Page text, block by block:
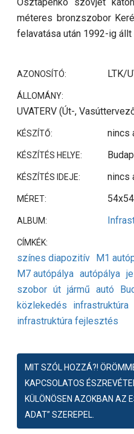
Osztapenko szovjet
méteres bronzszobor
felavatása után 1992-ig állt
AZONOSÍTÓ: LTK/
ÁLLOMÁNY:
UVATERV (Út-,
KÉSZÍTŐ: nincs
KÉSZÍTÉS HELYE:
KÉSZÍTÉS IDEJE: nincs
MÉRET:
ALBUM:
CÍMKÉK:
színes diapozitív
M1
M7 autópálya autópálya
szobor út jármű autó
közlekedés
infrastruktúra
infrastruktúra fejlesztés
MIT SZÓL HOZZÁ?!
KAPCSOLATOS
KÜLÖNÖSEN AZOKBAN AZ
ADAT” SZEREPEL.